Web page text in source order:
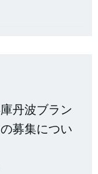
丹波ブラン
募集につい